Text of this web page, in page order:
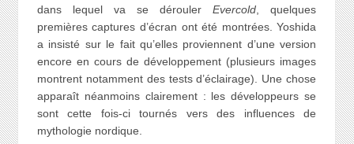
dans lequel va se déroulerEvercold, quelques
premières captures d’écran ont été montrées. Yoshida
a insisté sur le fait qu’elles proviennent d’une version
encore en cours de développement (plusieurs images
montrent notamment des tests d’éclairage). Une chose
apparaît néanmoins clairement : les développeurs se
sont cette fois-ci tournés vers des influences de
mythologie nordique.